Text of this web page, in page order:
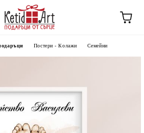
Постери - Колажи Семейни